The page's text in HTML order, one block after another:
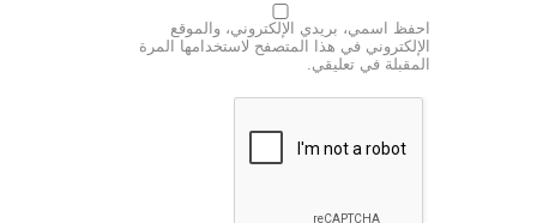
احفظ اسمي، بريدي الإلكتروني، والموقع
الإلكتروني في هذا المتصفح لاستخدامها المرة
المقبلة في تعليقي.